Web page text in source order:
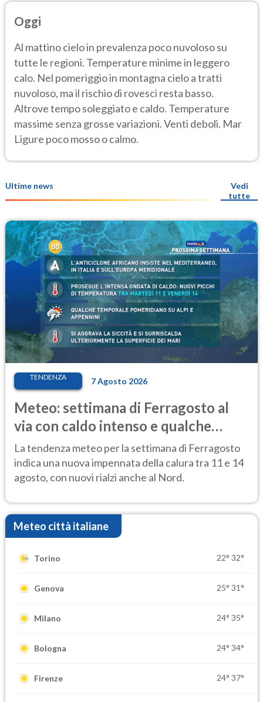
Oggi
Al mattino cielo in prevalenza poco nuvoloso su
tutte le regioni. Temperature minime in leggero
calo. Nel pomeriggio in montagna cielo a tratti
nuvoloso, ma il rischio di rovesci resta basso.
Altrove tempo soleggiato e caldo. Temperature
massime senza grosse variazioni. Venti deboli. Mar
Ligure poco mosso o calmo.
Ultime news
Vedi
tutte
TENDENZA 7 Agosto 2026
Meteo: settimana di Ferragosto al
via con caldo intenso e qualche
temporale
La tendenza meteo per la settimana di Ferragosto
indica una nuova impennata della calura tra 11 e 14
agosto, con nuovi rialzi anche al Nord.
Meteo città italiane
Torino 22° 32°
Genova 25° 31°
Milano 24° 35°
Bologna 24° 34°
Firenze 24° 37°